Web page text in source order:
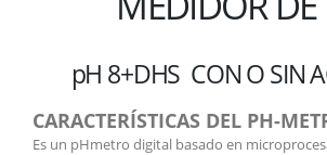
pH 8+DHS CON O SIN
CARACTERÍSTICAS DEL PH-
Es un pHmetro digital basado en